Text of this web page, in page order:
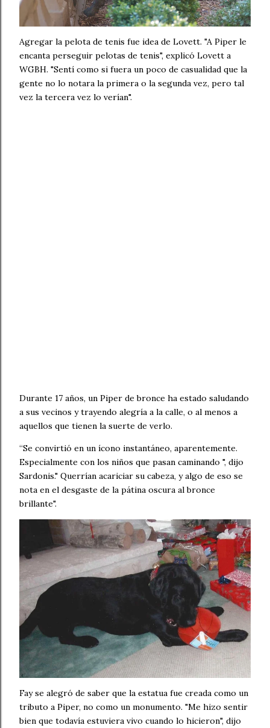
Agregar la pelota de tenis fue idea de Lovett. "A Piper le
encanta perseguir pelotas de tenis", explicó Lovett a
WGBH. "Sentí como si fuera un poco de casualidad que la
gente no lo notara la primera o la segunda vez, pero tal
vez la tercera vez lo verían".
Durante 17 años, un Piper de bronce ha estado saludando
a sus vecinos y trayendo alegría a la calle, o al menos a
aquellos que tienen la suerte de verlo.
“Se convirtió en un ícono instantáneo, aparentemente.
Especialmente con los niños que pasan caminando ", dijo
Sardonis." Querrían acariciar su cabeza, y algo de eso se
nota en el desgaste de la pátina oscura al bronce
brillante".
Fay se alegró de saber que la estatua fue creada como un
tributo a Piper, no como un monumento. "Me hizo sentir
bien que todavía estuviera vivo cuando lo hicieron", dijo